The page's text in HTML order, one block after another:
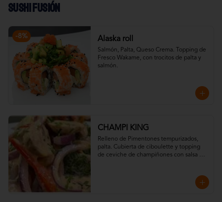
Sushi Fusión
-8% Alaska roll
Salmón, Palta, Queso Crema. Topping de
Fresco Wakame, con trocitos de palta y
salmón.
CHAMPI KING
Relleno de Pimentones tempurizados,
palta. Cubierta de ciboulette y topping
de ceviche de champiñones con salsa